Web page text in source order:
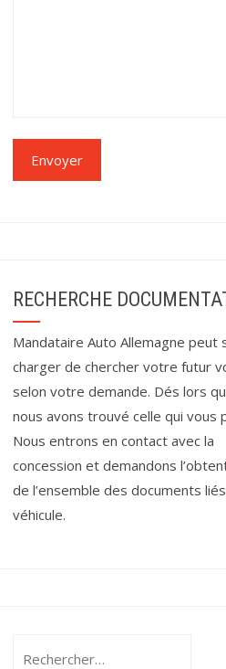
RECHERCHE
Mandataire Auto Allemagne peut
charger de chercher votre futur
selon votre demande. Dés lors
nous avons trouvé celle qui vous
Nous entrons en contact avec la
concession et demandons
de l’ensemble des documents
véhicule.